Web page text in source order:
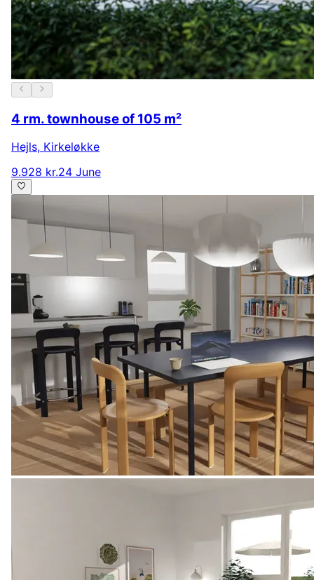
4 rm. townhouse of 105 m²
Hejls, Kirkeløkke
9.928 kr.24 June